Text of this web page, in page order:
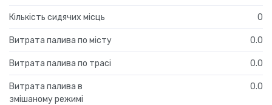
Кількість сидячих місць 0
Витрата палива по місту 0.0
Витрата палива по трасі 0.0
Витрата палива в
змішаному режимі
0.0